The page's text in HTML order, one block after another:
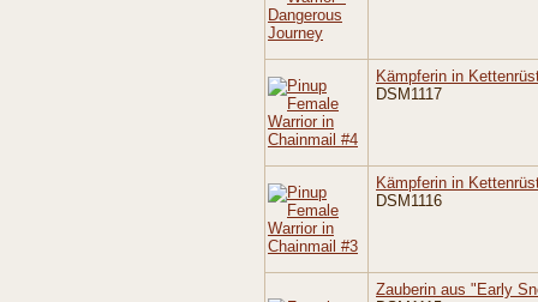
Kämpferin in
DSM1117
Kämpferin in
DSM1116
Zauberin aus "Early